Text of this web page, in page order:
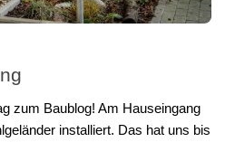
zum Baublog! Am Hauseingang
installiert. Das hat uns bis